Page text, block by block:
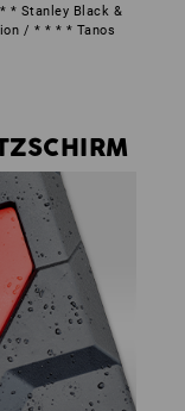
* Stanley Black &
/ * * * * Tanos